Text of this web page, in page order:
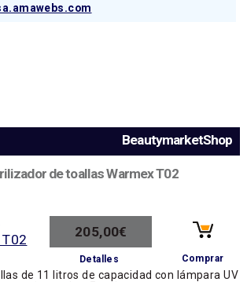
BeautymarketShop
de toallas Warmex T02
205,00€
Detalles Comprar
de 11 litros de capacidad con lámpara UV